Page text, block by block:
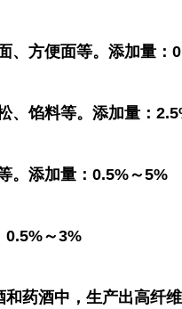
、方便面等。添加量：
、馅料等。添加量：
。添加量：0.5%～5%
0.5%～3%
药酒中，生产出高纤